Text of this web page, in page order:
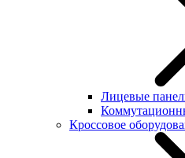
Лицевые
Кроссовое